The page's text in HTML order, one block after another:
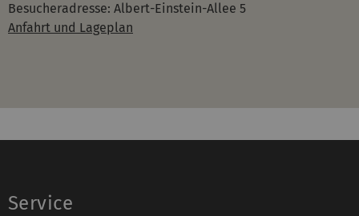
Besucheradresse: Albert-Einstein-Allee 5
Anfahrt und Lageplan
Service